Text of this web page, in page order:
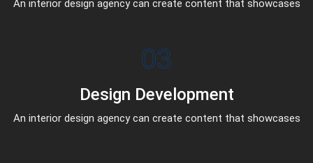
An interior design agency can create content that showcases
03
Design Development
An interior design agency can create content that showcases